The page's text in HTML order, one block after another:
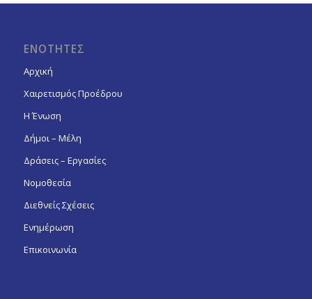
ΕΝΟΤΗΤΕΣ
Αρχική
Χαιρετισμός Προέδρου
Η Ένωση
Δήμοι – Μέλη
Δράσεις – Εργασίες
Νομοθεσία
Διεθνείς Σχέσεις
Ενημέρωση
Επικοινωνία